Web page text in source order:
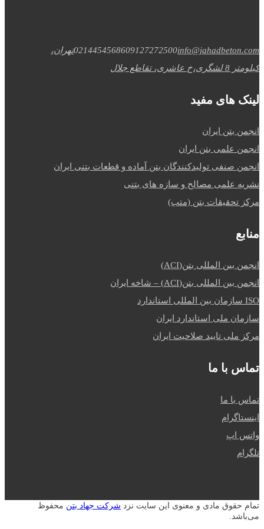
0214454568609127272500info@jahadbeton.com
تهران،
کیلومتر 8 لشگری،خ عاشری، تقاطع جلال
لینک های مفید
انجمن بتن ایران
انجمن علمی بتن ایران
انجمن صنفی تولیدکنندگان بتن آماده و قطعات بتنی ایران
نشریه علمی مصالح و سازه های بتنی
مرکز تحقیقات بتن (متب)
منابع
انجمن بین المللی بتن(ACI)
انجمن بین المللی بتن(ACI) – شاخه ایران
ISO سازمان بین المللی استاندارد
سازمان ملی استاندارد ایران
مرکز ملی تایید صلاحیت ایران
تماس با ما
تماس با ما
اینستاگرام
واتس اپ
تلگرام
تمام حقوق مادی و معنوی این سایت نزد شرکت جهاد بتن محفوظ
می‌باشد.